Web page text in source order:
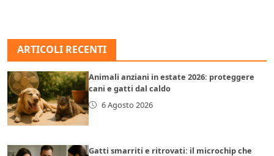
ARTICOLI RECENTI
Animali anziani in estate 2026: proteggere
cani e gatti dal caldo
6 Agosto 2026
Gatti smarriti e ritrovati: il microchip che